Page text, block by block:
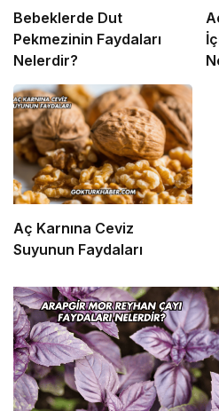
Bebeklerde Dut
Pekmezinin Faydaları
Nelerdir?
Aç Karnına Ceviz
Suyunun Faydaları